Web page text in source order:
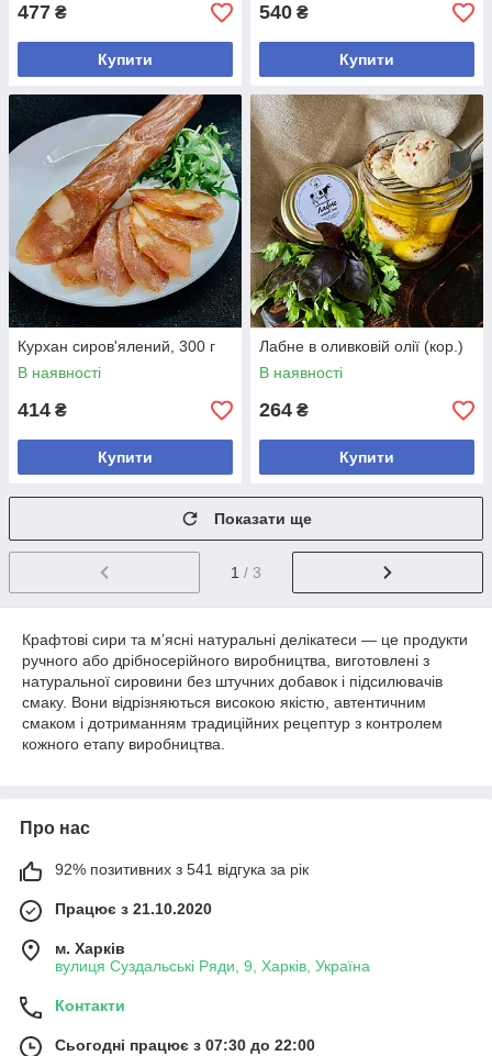
477 ₴
Купити
540 ₴
Купити
Курхан сиров'ялений, 300 г
В наявності
414 ₴
Купити
Лабне в оливковій олії (кор.)
В наявності
264 ₴
Купити
Показати ще
1 / 3
Крафтові сири та м’ясні натуральні делікатеси — це продукти
ручного або дрібносерійного виробництва, виготовлені з
натуральної сировини без штучних добавок і підсилювачів
смаку. Вони відрізняються високою якістю, автентичним
смаком і дотриманням традиційних рецептур з контролем
кожного етапу виробництва.
Про нас
92% позитивних з 541 відгука за рік
Працює з 21.10.2020
м. Харків
вулиця Суздальські Ряди, 9, Харків, Україна
Контакти
Сьогодні працює з 07:30 до 22:00